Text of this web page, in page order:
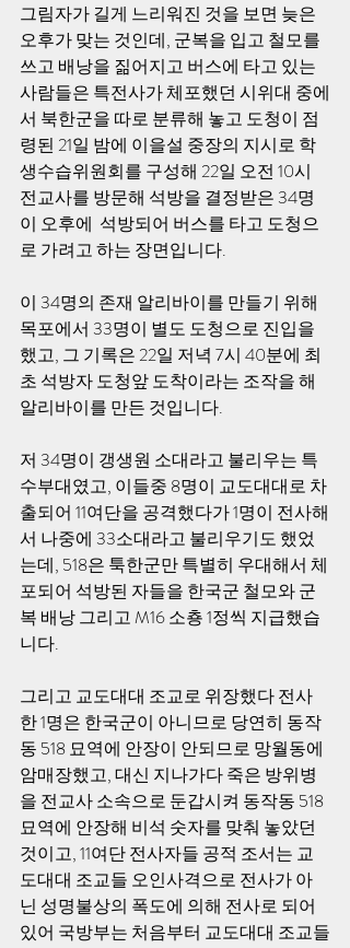
그림자가 길게 느리워진 것을 보면 늦은
오후가 맞는 것인데, 군복을 입고 철모를
쓰고 배낭을 짊어지고 버스에 타고 있는
사람들은 특전사가 체포했던 시위대 중에
서 북한군을 따로 분류해 놓고 도청이 점
령된 21일 밤에 이을설 중장의 지시로 학
생수습위원회를 구성해 22일 오전 10시
전교사를 방문해 석방을 결정받은 34명
이 오후에  석방되어 버스를 타고 도청으
로 가려고 하는 장면입니다.
이 34명의 존재 알리바이를 만들기 위해
목포에서 33명이 별도 도청으로 진입을
했고, 그 기록은 22일 저녁 7시 40분에 최
초 석방자 도청앞 도착이라는 조작을 해
알리바이를 만든 것입니다.
저 34명이 갱생원 소대라고 불리우는 특
수부대였고, 이들중 8명이 교도대대로 차
출되어 11여단을 공격했다가 1명이 전사해
서 나중에 33소대라고 불리우기도 했었
는데, 518은 툭한군만 특별히 우대해서 체
포되어 석방된 자들을 한국군 철모와 군
복 배낭 그리고 M16 소춍 1정씩 지급했습
니다.
그리고 교도대대 조교로 위장했다 전사
한 1명은 한국군이 아니므로 당연히 동작
동 518 묘역에 안장이 안되므로 망월동에
암매장했고, 대신 지나가다 죽은 방위병
을 전교사 소속으로 둔갑시켜 동작동 518
묘역에 안장해 비석 숫자를 맞춰 놓았던
것이고, 11여단 전사자들 공적 조서는 교
도대대 조교들 오인사격으로 전사가 아
닌 성명불상의 폭도에 의해 전사로 되어
있어 국방부는 처음부터 교도대대 조교들